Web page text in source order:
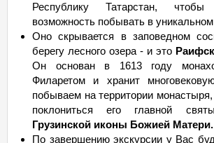
Республику Татарстан,
возможность побывать в
Оно скрывается в заповедном
берегу лесного озера - и это
Он основан в 1613 году
Филаретом и хранит
побываем на территории
поклониться его главной
Грузинской иконы Божией Матери.
По завершению экскурсии у Вас